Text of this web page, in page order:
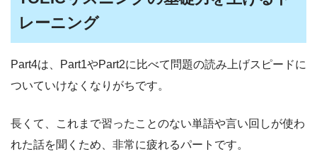
レーニング
Part4は、Part1やPart2に比べて問題の読み上げスピードに
ついていけなくなりがちです。
長くて、これまで習ったことのない単語や言い回しが使わ
れた話を聞くため、非常に疲れるパートです。